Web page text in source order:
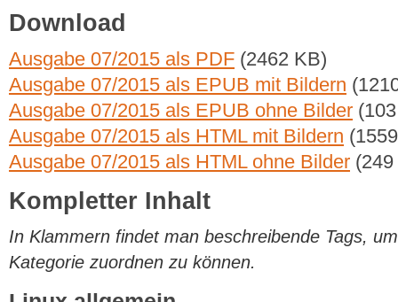
Download
Ausgabe 07/2015 als PDF (2462 KB)
Ausgabe 07/2015 als EPUB mit Bildern
Ausgabe 07/2015 als EPUB ohne Bilder
Ausgabe 07/2015 als HTML mit Bildern
Ausgabe 07/2015 als HTML ohne Bilder
Kompletter Inhalt
In Klammern findet man beschreibende Tags,
Kategorie zuordnen zu können.